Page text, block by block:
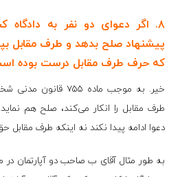
۸. اگر دعوای دو نفر به
پیشنهاد صلح بدهد و طرف مقابل
که حرف طرف مقابل درست بوده
خیر. به موجب ماده
طرف مقابل را انکار می‌کند، صلح هم
دعوا ادامه پیدا نکند نه اینکه طرف مقابل